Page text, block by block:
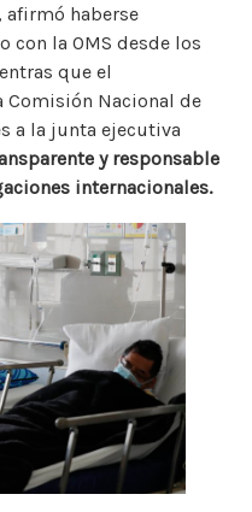
afirmó haberse
con la OMS desde los
que el
Comisión Nacional de
a la junta ejecutiva
y responsable
internacionales.